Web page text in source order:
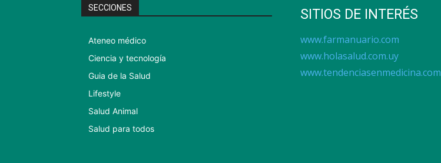
SECCIONES
Ateneo médico
Ciencia y tecnología
Guia de la Salud
Lifestyle
Salud Animal
Salud para todos
SITIOS DE INTERÉS
www.farmanuario.com
www.holasalud.com.uy
www.tendenciasenmedicina.com